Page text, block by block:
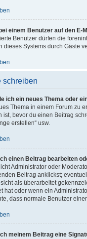
einem Benutzer auf den
Benutzer dürfen die
dieses Systems durch Gäste
schreiben
ich ein neues Thema oder
Thema in einem Forum zu
ist, bevor du einen Beitrag
erstellen“ usw.
einen Beitrag bearbeiten
Administrator oder
Beitrag anklickst;
als überarbeitet
hat oder wenn ein
dass normale Benutzer
meinem Beitrag eine